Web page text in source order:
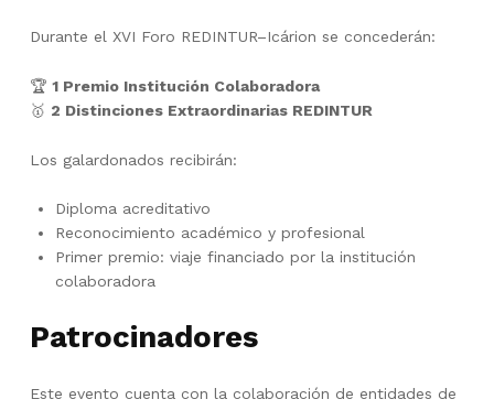
Durante el XVI Foro REDINTUR–Icárion se concederán:
🏆 1 Premio Institución Colaboradora
🥇 2 Distinciones Extraordinarias REDINTUR
Los galardonados recibirán:
Diploma acreditativo
Reconocimiento académico y profesional
Primer premio: viaje financiado por la institución
colaboradora
Patrocinadores
Este evento cuenta con la colaboración de entidades de